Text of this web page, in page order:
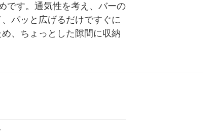
です。通気性を考え、バーの
パッと広げるだけですぐに
、ちょっとした隙間に収納